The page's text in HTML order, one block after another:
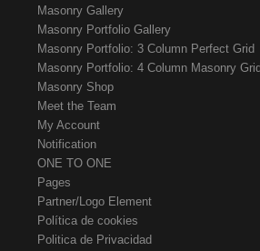
Masonry Gallery
Masonry Portfolio Gallery
Masonry Portfolio: 3 Column Perfect Grid
Masonry Portfolio: 4 Column Masonry Grid
Masonry Shop
Meet the Team
My Account
Notification
ONE TO ONE
Pages
Partner/Logo Element
Política de cookies
Politica de Privacidad